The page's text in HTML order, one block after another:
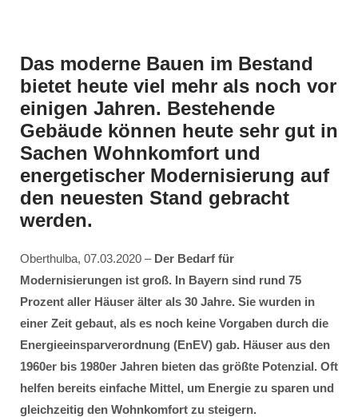
Das moderne Bauen im Bestand
bietet heute viel mehr als noch vor
einigen Jahren. Bestehende
Gebäude können heute sehr gut in
Sachen Wohnkomfort und
energetischer Modernisierung auf
den neuesten Stand gebracht
werden.
Oberthulba, 07.03.2020 – Der Bedarf für
Modernisierungen ist groß. In Bayern sind rund 75
Prozent aller Häuser älter als 30 Jahre. Sie wurden in
einer Zeit gebaut, als es noch keine Vorgaben durch die
Energieeinsparverordnung (EnEV) gab. Häuser aus den
1960er bis 1980er Jahren bieten das größte Potenzial. Oft
helfen bereits einfache Mittel, um Energie zu sparen und
gleichzeitig den Wohnkomfort zu steigern.